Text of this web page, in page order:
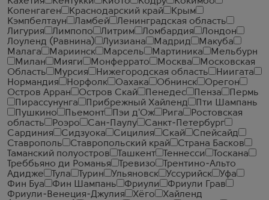
Копенгаген
Краснодарский край
Крым
Кэмпбелтаун
Ламбей
Ленинградская область
Лигурия
Лимпопо Литрим Ломбардия
Лондон
Лоуленд (Равнина)
Луизиана Мадрид
Макуба
Малага
Мариинск Марсель Мартиника
Мельбурн
Милан
Мияги Монферрато Москва
Московская
Область
Мурсия Нижегородская область
Ниигата
Нормандия
Норфолк Оахака Обнинск
Орегон
Остров Арран
Остров Скай Пенедес Пенза
Пермь
Пирассунунга
Прибрежный Хайленд
Пти Шампань
Пушкино
Пьемонт Пэи д'Ож Рига
Ростовская
область
Роэро Сан-Паулу
Санкт-Петербург
Сардиния
Сидзуока Сицилия Скай
Спейсайд
Ставрополь
Ставропольский край
Страна Басков
Таманский полуостров
Ташкент Теннесси
Тоскана
Треббьяно ди Романья
Тревизо
Трентино-Альто
Адидже
Тула Турин Ульяновск Уссурийск
Уфа
Фин Буа
Фин Шампань Фриули
Фриули Грав
Фриули-Венеция-Джулия
Хёго
Хайленд